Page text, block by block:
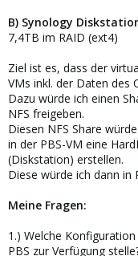
B) Synology
7,4TB im RAID (ext4)
Ziel ist es, dass der
VMs inkl. der Daten des
Dazu würde ich einen
NFS freigeben.
Diesen NFS Share
in der PBS-VM eine
(Diskstation) erstellen.
Diese würde ich dann
Meine Fragen:
1.) Welche
PBS zur Verfügung